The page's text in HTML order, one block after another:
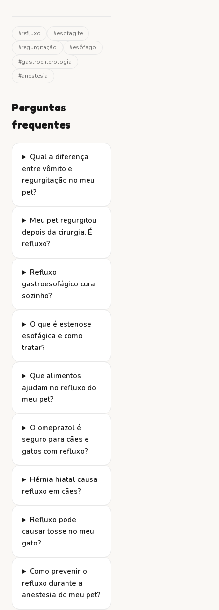
#refluxo #esofagite
#regurgitação #esôfago
#gastroenterologia
#anestesia
Perguntas
frequentes
Qual a diferença
entre vômito e
regurgitação no meu
pet?
Meu pet regurgitou
depois da cirurgia. É
refluxo?
Refluxo
gastroesofágico cura
sozinho?
O que é estenose
esofágica e como
tratar?
Que alimentos
ajudam no refluxo do
meu pet?
O omeprazol é
seguro para cães e
gatos com refluxo?
Hérnia hiatal causa
refluxo em cães?
Refluxo pode
causar tosse no meu
gato?
Como prevenir o
refluxo durante a
anestesia do meu pet?